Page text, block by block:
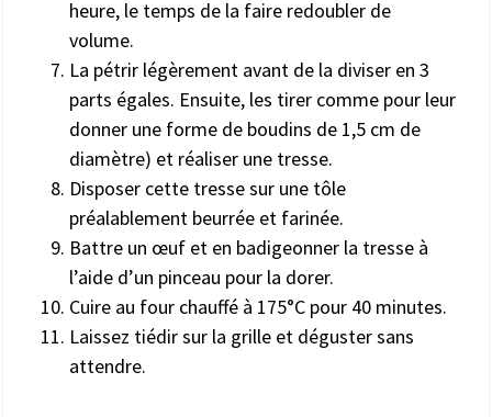
heure, le temps de la faire redoubler de
volume.
La pétrir légèrement avant de la diviser en 3
parts égales. Ensuite, les tirer comme pour leur
donner une forme de boudins de 1,5 cm de
diamètre) et réaliser une tresse.
Disposer cette tresse sur une tôle
préalablement beurrée et farinée.
Battre un œuf et en badigeonner la tresse à
l’aide d’un pinceau pour la dorer.
Cuire au four chauffé à 175°C pour 40 minutes.
Laissez tiédir sur la grille et déguster sans
attendre.